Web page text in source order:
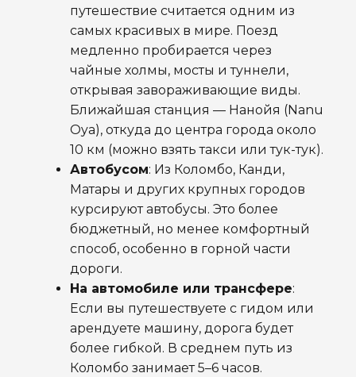
путешествие считается одним из
самых красивых в мире. Поезд
медленно пробирается через
чайные холмы, мосты и туннели,
открывая завораживающие виды.
Ближайшая станция — Нанойя (Nanu
Oya), откуда до центра города около
10 км (можно взять такси или тук-тук).
Автобусом: Из Коломбо, Канди,
Матары и других крупных городов
курсируют автобусы. Это более
бюджетный, но менее комфортный
способ, особенно в горной части
дороги.
На автомобиле или трансфере:
Если вы путешествуете с гидом или
арендуете машину, дорога будет
более гибкой. В среднем путь из
Коломбо занимает 5–6 часов.